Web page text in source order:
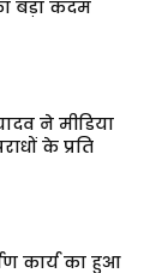
बड़ा कदम
ने मीडिया
के प्रति
कार्य का हुआ